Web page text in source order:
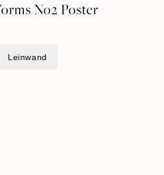
No2 Poster
Leinwand